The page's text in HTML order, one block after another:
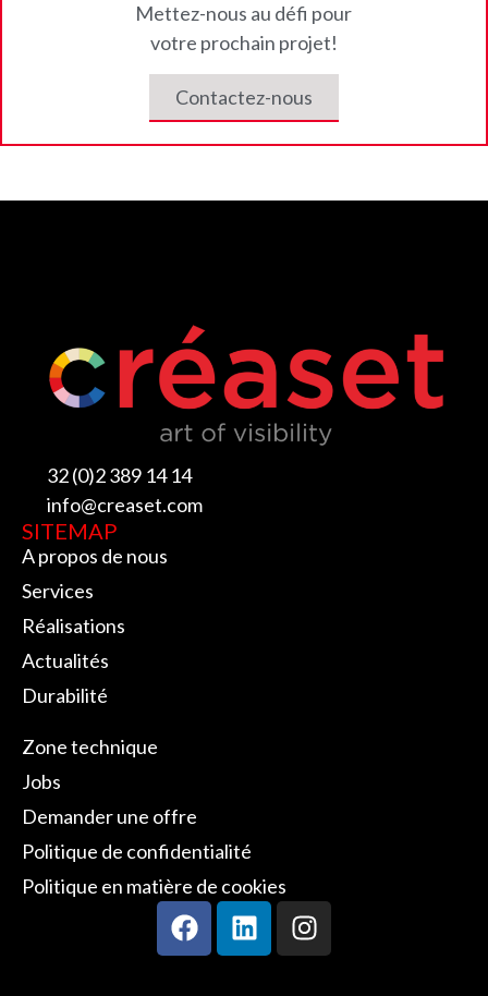
Mettez-nous au défi pour
votre prochain projet!
Contactez-nous
32 (0)2 389 14 14
info@creaset.com
SITEMAP
A propos de nous
Services
Réalisations
Actualités
Durabilité
Zone technique
Jobs
Demander une offre
Politique de confidentialité
Politique en matière de cookies